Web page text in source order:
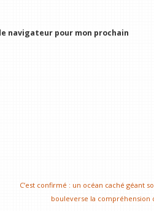
navigateur pour mon prochain
C’est confirmé : un océan caché géant
bouleverse la compréhension